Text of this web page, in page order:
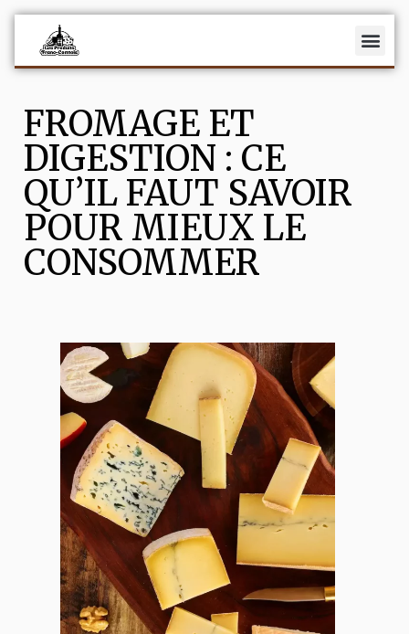
Charcuterie
Vins
Recettes
Actualités
La fromagerie Maison Benoit
FROMAGE ET
DIGESTION : CE
QU’IL FAUT SAVOIR
POUR MIEUX LE
CONSOMMER